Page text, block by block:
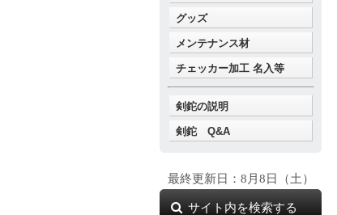
グッズ
メンテナンス材
チェッカー加工 名入等
剣鉈の説明
剣鉈 Q&A
最終更新日：8月8日（土）
サイト内を検索する